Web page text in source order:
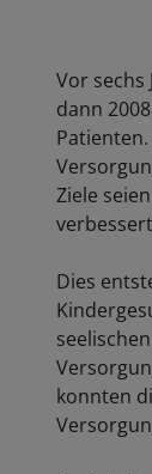
Vor
dann
Ziele
Dies
konnten